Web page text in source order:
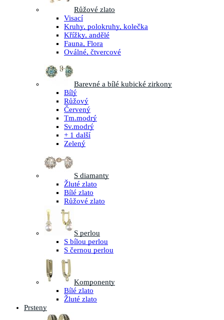
Růžové zlato
Visací
Kruhy, polokruhy, kolečka
Křížky, andělé
Fauna, Flora
Oválné, čtvercové
Barevné a bílé kubické zirkony
Bílý
Růžový
Červený
Tm.modrý
Sv.modrý
+ 1 další
Zelený
S diamanty
Žluté zlato
Bílé zlato
Růžové zlato
S perlou
S bílou perlou
S černou perlou
Komponenty
Bílé zlato
Žluté zlato
Prsteny